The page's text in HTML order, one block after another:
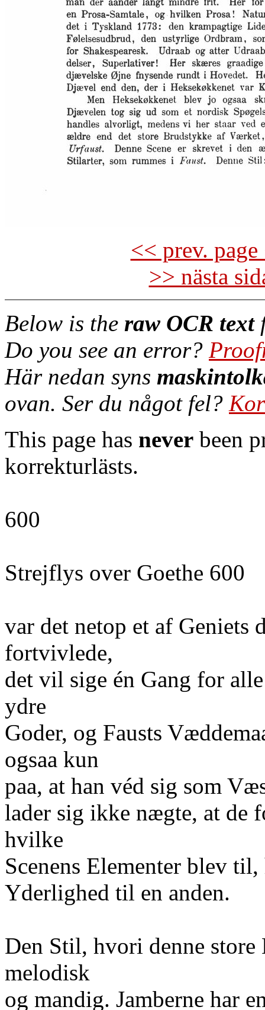
<< prev.
>> nästa
Below is the raw OCR text
Do you see an error?
Här nedan syns
ovan. Ser du något fel?
This page has never been
korrekturlästs.
600
Strejflys over Goethe 600
var det netop et af Geniets
fortvivlede,
det vil sige én Gang for
ydre
Goder, og Fausts
ogsaa kun
paa, at han véd sig som
lader sig ikke nægte, at de
hvilke
Scenens Elementer blev
Yderlighed til en anden.
Den Stil, hvori denne store
melodisk
og mandig. Jamberne har